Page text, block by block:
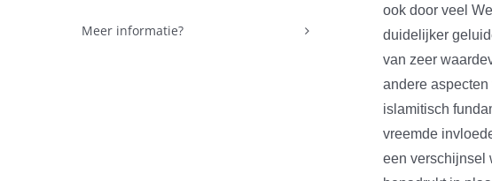
ook door veel
duidelijker
van zeer
andere aspecten
islamitisch
vreemde
een verschijnsel
Meer informatie?